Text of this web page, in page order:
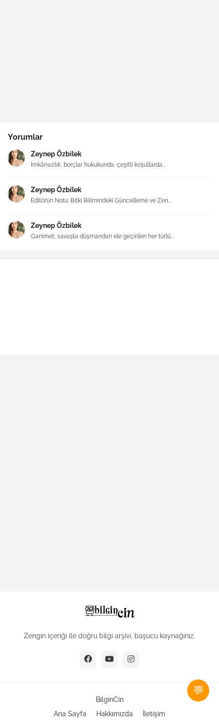
Yorumlar
Zeynep Özbilek
İmkânsızlık, borçlar hukukunda, çeşitli koşullarda...
Zeynep Özbilek
Editörün Notu: Bitki Bilimindeki Güncelleme ve Zen...
Zeynep Özbilek
Ganimet, savaşta düşmandan ele geçirilen her türlü...
Zengin içeriği ile doğru bilgi arşivi, başucu kaynağınız.
BilginCin
Ana Sayfa
Hakkımızda İletişim
💬